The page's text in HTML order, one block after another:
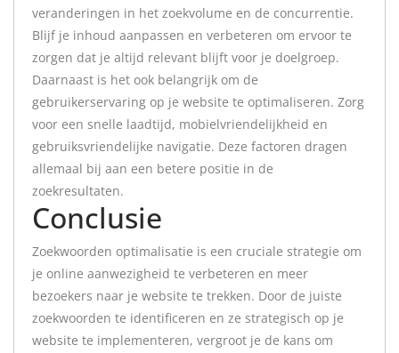
veranderingen in het zoekvolume en de concurrentie.
Blijf je inhoud aanpassen en verbeteren om ervoor te
zorgen dat je altijd relevant blijft voor je doelgroep.
Daarnaast is het ook belangrijk om de
gebruikerservaring op je website te optimaliseren. Zorg
voor een snelle laadtijd, mobielvriendelijkheid en
gebruiksvriendelijke navigatie. Deze factoren dragen
allemaal bij aan een betere positie in de
zoekresultaten.
Conclusie
Zoekwoorden optimalisatie is een cruciale strategie om
je online aanwezigheid te verbeteren en meer
bezoekers naar je website te trekken. Door de juiste
zoekwoorden te identificeren en ze strategisch op je
website te implementeren, vergroot je de kans om